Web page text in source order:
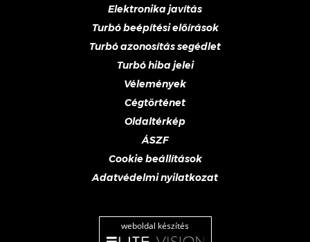
Elektronika javítás
Turbó beépítési előírások
Turbó azonosítás segédlet
Turbó hiba jelei
Vélemények
Cégtörténet
Oldaltérkép
ÁSZF
Cookie beállítások
Adatvédelmi nyilatkozat
weboldal készítés